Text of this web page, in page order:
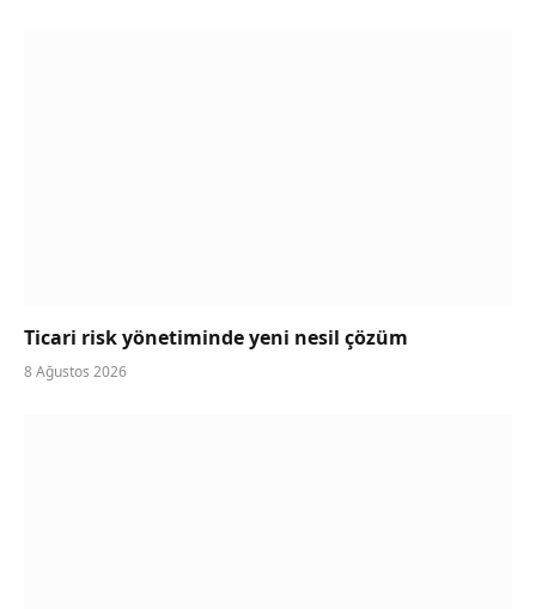
Ticari risk yönetiminde yeni nesil çözüm
8 Ağustos 2026